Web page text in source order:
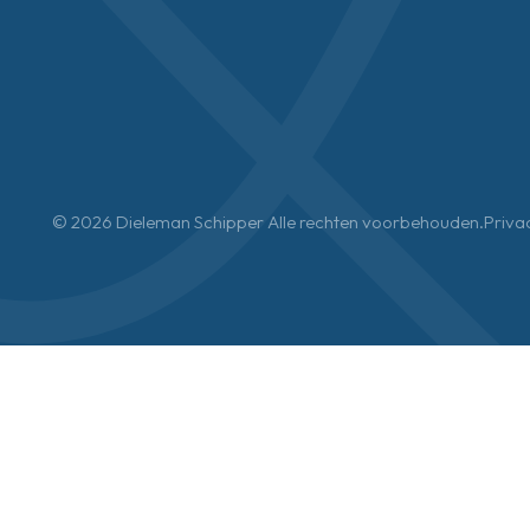
© 2026 Dieleman Schipper Alle rechten voorbehouden.